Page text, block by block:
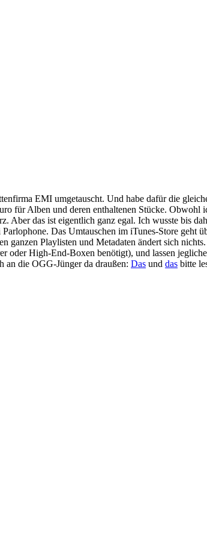
EMI umgetauscht. Und habe dafür die
für Alben und deren enthaltenen Stücke. Obwohl
Aber das ist eigentlich ganz egal. Ich wusste bis
Das Umtauschen im iTunes-Store geht
ganzen Playlisten und Metadaten ändert sich
oder High-End-Boxen benötigt), und lassen
an die OGG-Jünger da draußen: Das und das bitte